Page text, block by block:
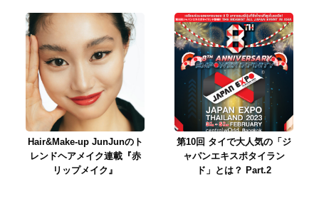
Hair&Make-up JunJunのト
レンドヘアメイク連載『赤
リップメイク』
第10回 タイで大人気の「ジ
ャパンエキスポタイラン
ド」とは？ Part.2